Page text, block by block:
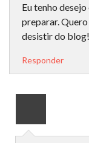
Eu tenho
preparar. Quero
desistir do
Responder